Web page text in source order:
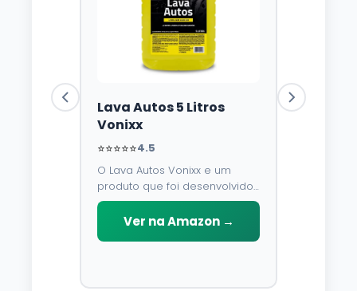
Lava Autos 5 Litros
Vonixx
⭐⭐⭐⭐⭐4.5
O Lava Autos Vonixx e um
produto que foi desenvolvido
para limpar, proteger e
conservar a lataria do veiculo.
Por possuir pH neutro, pode
Ver na Amazon →